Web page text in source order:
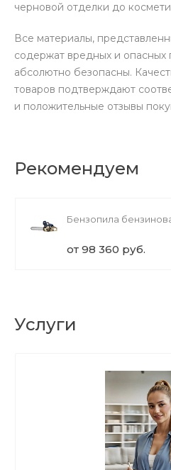
черновой отделки до
Все материалы,
содержат вредных и опасных
абсолютно безопасны.
товаров подтверждают
и положительные отзывы
Рекомендуем
Бензопила
от 98 360 руб.
Услуги